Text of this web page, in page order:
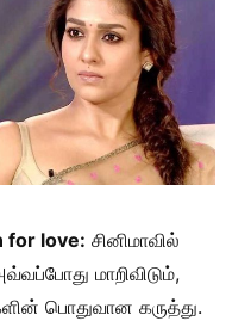
for love: சினிமாவில்
மாறிவிடும்,
பொதுவான கருத்து.